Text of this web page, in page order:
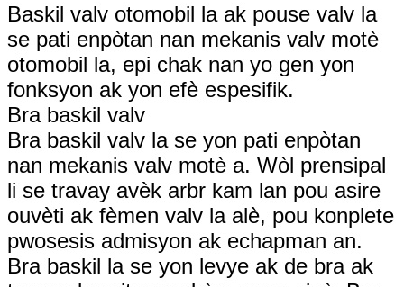
Baskil valv otomobil la ak pouse valv la
se pati enpòtan nan mekanis valv motè
otomobil la, epi chak nan yo gen yon
fonksyon ak yon efè espesifik.
Bra baskil valv
Bra baskil valv la se yon pati enpòtan
nan mekanis valv motè a. Wòl prensipal
li se travay avèk arbr kam lan pou asire
ouvèti ak fèmen valv la alè, pou konplete
pwosesis admisyon ak echapman an.
Bra baskil la se yon levye ak de bra ak